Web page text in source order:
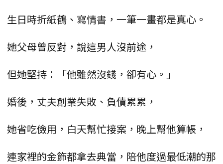
生日時折紙鶴、寫情書，一筆一畫都是真心。
她父母曾反對，說這男人沒前途，
但她堅持：「他雖然沒錢，卻有心。」
婚後，丈夫創業失敗、負債累累，
她省吃儉用，白天幫忙接案，晚上幫他算帳，
連家裡的金飾都拿去典當，陪他度過最低潮的那